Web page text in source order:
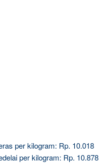
per kilogram: Rp. 10.018
per kilogram: Rp. 10.878